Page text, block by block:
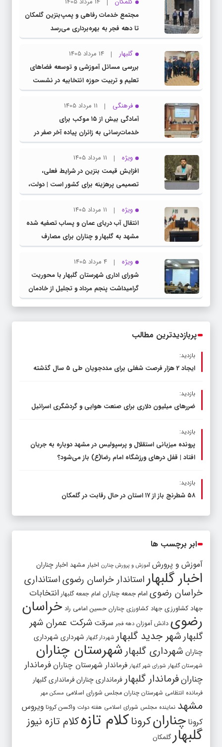
مجتمع خدمات رفاهی و پمپ‌بنزین گلمکان
تا دهه فجر به بهره‌برداری می‌رسد
گلبهار
14 مرداد 1405
بررسی مسائل آموزشی و توسعه فضاهای
تعلیم و تربیت حوزه انتخابیه در نشست
مشترک عضو کمیسیون آموزش مجلس با
مدیرکل آموزش و پرورش خراسان رضوی
فرهنگی
11 مرداد 1405
آمادگی بیش از ۱۵ موکب برای
خدمات‌رسانی به زائران پیاده آخر صفر در
شهرستان چناران
ویژه
11 مرداد 1405
افزایش قیمت بنزین در شرایط فعلی،
تصمیمی پرهزینه برای کشور است | دولت،
قاچاق سوخت و عوامل اصلی ناترازی را
محدود کند، نه سفره مردم
ویژه
11 مرداد 1405
انتقال آب دریای عمان و پساب تصفیه شده
مشهد به گلبهار و چناران برای مصارف
صنعتی و کشاورزی | لزوم تسریع در اجرای
پروژه‌های قطار و آزادراه مشهد- گلبهار-
چناران
ویژه
4 مرداد 1405
شورای اداری شهرستان گلبهار با محوریت
گرامیداشت پنجم مرداد و تجلیل از خادمان
عرصه نماز برگزار شد
پربازدیدترین مطالب
بازدید:
ایجاد 2 هزار فرصت شغلی برای مددجویان طی ۵ سال گذشته
بازدید:
ضررهای میلیون دلاری برای صنعت هوایی و گردشگری اسرائیل
بازدید:
پرونده میزبانی استقلال و پرسپولیس در مشهد دوباره به جریان
افتاد | قفل در‌های ورزشگاه امام رضا(ع) باز می‌شود؟
بازدید:
۵۸ شطرنج‌ باز از ۱۷ استان در حال رقابت در گلمکان
ابر برچسب ها
آموزش و پرورش آموزش و پرورش چنارن اخبار مشهد اخبار چناران
اخبار گلبهار استاندار خراسان رضویاستانداری
خراسان رضوی امام جمعه چناران امام جمعه گلبهار انتخابات
جهاد کشاورزی جهاد کشاورزی چناران حسین امامی راد خراسان
رضوی دانش آموزان دهه فجر سرقت شرکت عمران شهر
گلبهار شهر جدید گلبهار شهردار گلبهار شهرداری شهرداری
چناران شهرداری گلبهار شهرستان چناران
شهرستان گلبهار شورای شهر گلبهار فرماندار شهرستان چناران فرماندار
چنارانفرماندار گلبهار فرمانداری چنارانفرمانداری گلبهار
فرمانده انتظامی شهرستان چناران مجلس شورای اسلامی مسکن مهر
مشهد نماینده مجلس شورای اسلامی هفته دولت واکسن کرونا ویروس
کرونا چنارانکروناکلام تازهکلام تازه نیوز
گلبهار گلمکان